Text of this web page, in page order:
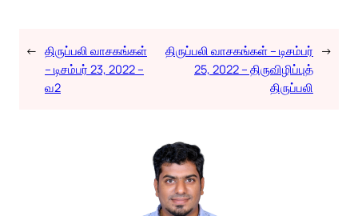
← திருப்பலி வாசகங்கள்
– டிசம்பர் 23, 2022 –
வ2
திருப்பலி வாசகங்கள் – டிசம்பர்
25, 2022 – திருவிழிப்புத்
திருப்பலி
→